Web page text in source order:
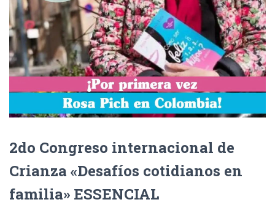
2do Congreso internacional de
Crianza «Desafíos cotidianos en
familia» ESSENCIAL